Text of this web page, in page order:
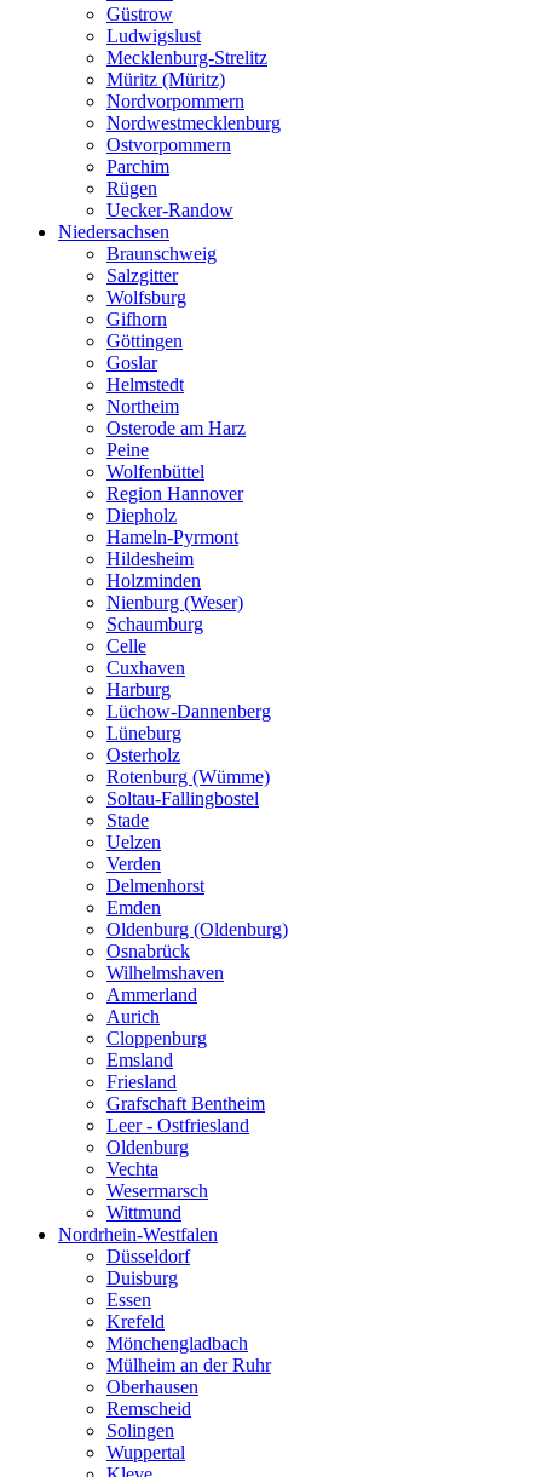
Güstrow
Ludwigslust
Mecklenburg-Strelitz
Müritz (Müritz)
Nordvorpommern
Nordwestmecklenburg
Ostvorpommern
Parchim
Rügen
Uecker-Randow
Niedersachsen
Braunschweig
Salzgitter
Wolfsburg
Gifhorn
Göttingen
Goslar
Helmstedt
Northeim
Osterode am Harz
Peine
Wolfenbüttel
Region Hannover
Diepholz
Hameln-Pyrmont
Hildesheim
Holzminden
Nienburg (Weser)
Schaumburg
Celle
Cuxhaven
Harburg
Lüchow-Dannenberg
Lüneburg
Osterholz
Rotenburg (Wümme)
Soltau-Fallingbostel
Stade
Uelzen
Verden
Delmenhorst
Emden
Oldenburg (Oldenburg)
Osnabrück
Wilhelmshaven
Ammerland
Aurich
Cloppenburg
Emsland
Friesland
Grafschaft Bentheim
Leer - Ostfriesland
Oldenburg
Vechta
Wesermarsch
Wittmund
Nordrhein-Westfalen
Düsseldorf
Duisburg
Essen
Krefeld
Mönchengladbach
Mülheim an der Ruhr
Oberhausen
Remscheid
Solingen
Wuppertal